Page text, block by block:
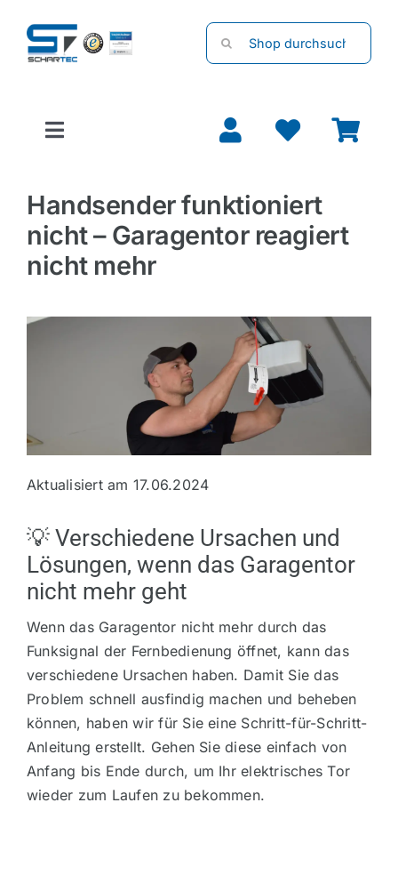
Inhalt
springen
Suche
nach:
Toggle
Torantriebe
Zubehör
Ersatzteile
Info
Handsender funktioniert
nicht – Garagentor reagiert
nicht mehr
Aktualisiert am 17.06.2024
💡 Verschiedene Ursachen und
Lösungen, wenn das Garagentor
nicht mehr geht
Wenn das Garagentor nicht mehr durch das
Funksignal der Fernbedienung öffnet, kann das
verschiedene Ursachen haben. Damit Sie das
Problem schnell ausfindig machen und beheben
können, haben wir für Sie eine Schritt-für-Schritt-
Anleitung erstellt. Gehen Sie diese einfach von
Anfang bis Ende durch, um Ihr elektrisches Tor
wieder zum Laufen zu bekommen.